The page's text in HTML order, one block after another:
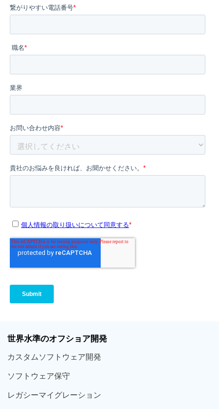
世界水準のオフショア開発
カスタムソフトウェア開発
ソフト ウェア保守
レガシーマイグレーション